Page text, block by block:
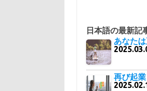
日本語の最新記
あなた
再び起